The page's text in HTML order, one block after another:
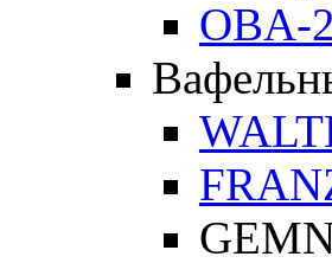
OBA-2